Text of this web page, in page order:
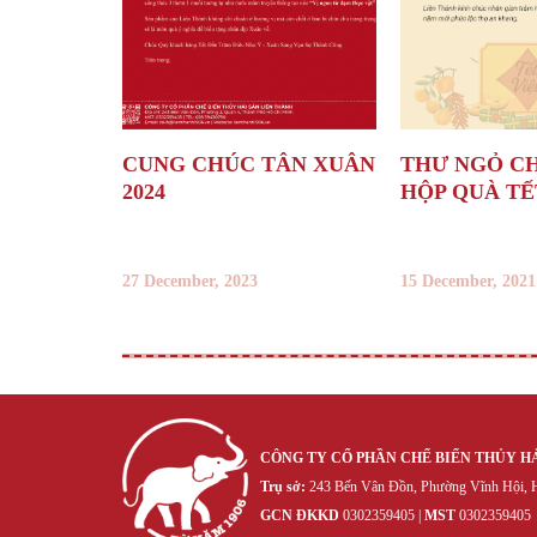
CUNG CHÚC TÂN XUÂN
2024
27 December, 2023
THƯ NGỎ
HỘP QUÀ
15 December, 2021
CÔNG TY CỔ PHẦN CHẾ BIẾN THỦY
Trụ sở: 243 Bến Vân Đồn, Phường Vĩnh Hội,
GCN ĐKKD ‍030‍2359405 | MST ‍030‍2359405